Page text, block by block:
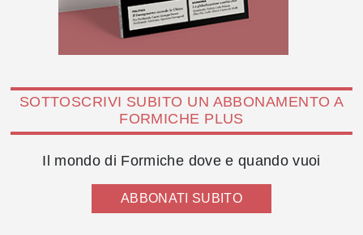
SOTTOSCRIVI SUBITO UN ABBONAMENTO A
FORMICHE PLUS
Il mondo di Formiche dove e quando vuoi
ABBONATI SUBITO